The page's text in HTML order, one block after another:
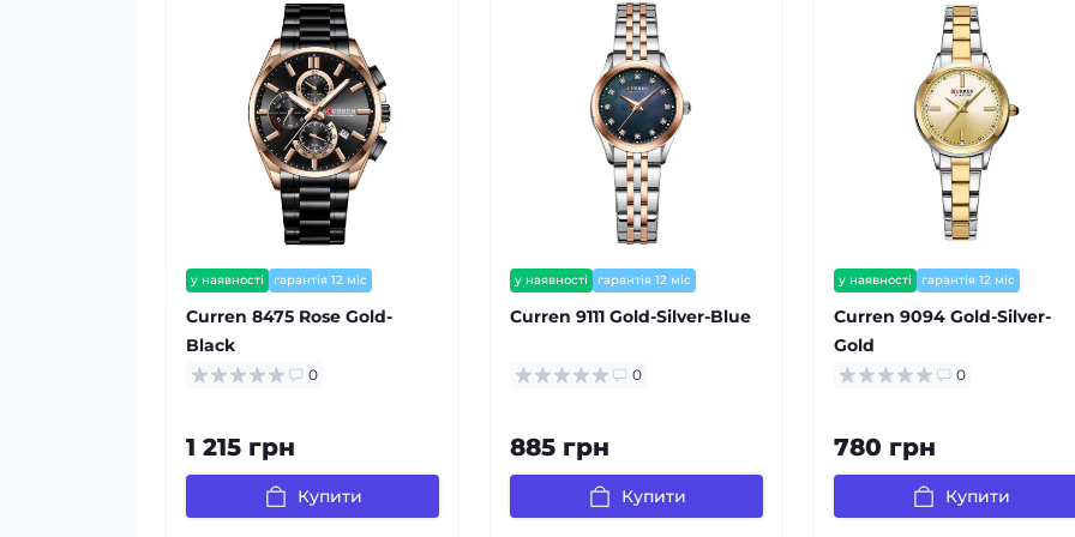
у наявності гарантія 12 міс
Сurren 8475 Rose Gold-
Black
0
1 215 грн
Купити
у наявності гарантія 12 міс
Сurren 9111 Gold-Silver-Blue
0
885 грн
Купити
у наявності гарантія 12 міс
Сurren 9094 Gold-Silver-
Gold
0
780 грн
Купити